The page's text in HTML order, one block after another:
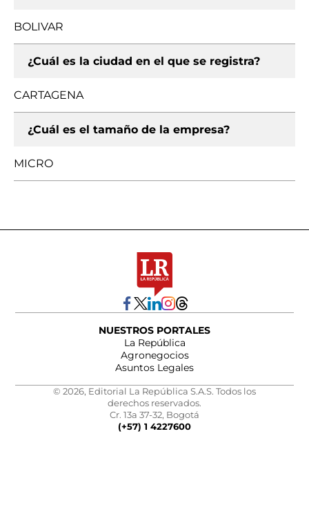
BOLIVAR
¿Cuál es la ciudad en el que se registra?
CARTAGENA
¿Cuál es el tamaño de la empresa?
MICRO
NUESTROS PORTALES
La República
Agronegocios
Asuntos Legales
© 2026, Editorial La República S.A.S. Todos los
derechos reservados.
Cr. 13a 37-32, Bogotá
(+57) 1 4227600